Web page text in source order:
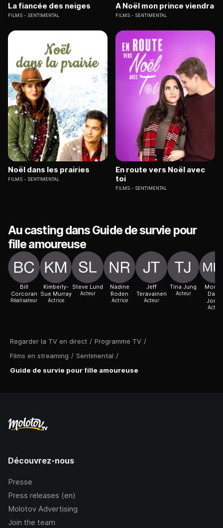
Regarder la TV en direct / Programme TV /
Films en streaming / Sentimental /
Guide de survie pour fille amoureuse
La fiancée des neiges
FILMS SENTIMENTAL
A Noël mon prince viendra
FILMS SENTIMENTAL
Noël dans les prairies
FILMS SENTIMENTAL
En route vers Noël avec
toi
FILMS SENTIMENTAL
Au casting dans Guide de survie pour
fille amoureuse
Bill
Corcoran
Réalisateur
Kimberly-
Sue Murray
Actrice
Steve Lund
Acteur
Nadine
Roden
Actrice
Jeff
Teravainen
Acteur
Tina Jung
Acteur
David
Acteur
Découvrez-nous
Presse
Press releases (en)
Molotov Advertising
Join the team